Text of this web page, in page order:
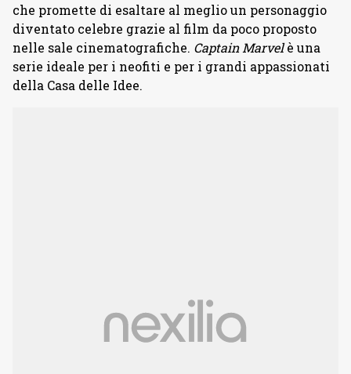
che promette di esaltare al meglio un personaggio
diventato celebre grazie al film da poco proposto
nelle sale cinematografiche. Captain Marvelè una
serie ideale per i neofiti e per i grandi appassionati
della Casa delle Idee.